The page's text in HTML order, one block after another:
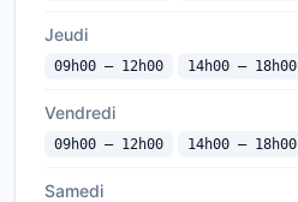
Jeudi
09h00 — 12h00 14h00 — 18h00
Vendredi
09h00 — 12h00 14h00 — 18h00
Samedi